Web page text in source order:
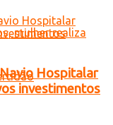
Hospitalar
investimentos